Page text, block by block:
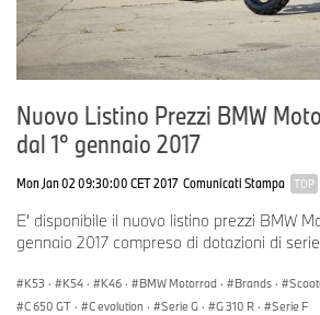
Nuovo Listino Prezzi BMW
dal 1° gennaio 2017
Mon Jan 02 09:30:00 CET 2017 Comunicati Stampa TOP
E' disponibile il nuovo listino prezzi BMW
gennaio 2017 compreso di dotazioni di
K53 · K54 · K46 · BMW Motorrad · Brands ·
C 650 GT · C evolution · Serie G · G 310 R · Serie F